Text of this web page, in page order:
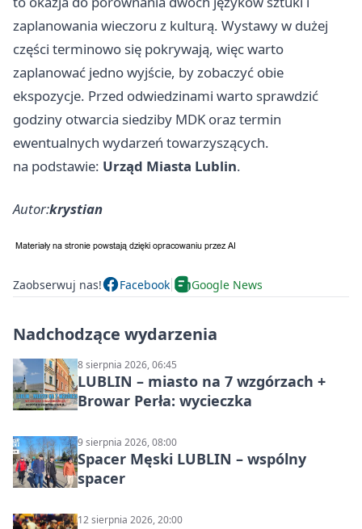
zaplanowania wieczoru z kulturą. Wystawy w dużej
części terminowo się pokrywają, więc warto
zaplanować jedno wyjście, by zobaczyć obie
ekspozycje. Przed odwiedzinami warto sprawdzić
godziny otwarcia siedziby MDK oraz termin
ewentualnych wydarzeń towarzyszących.
na podstawie: Urząd Miasta Lublin.
Autor:krystian
Zaobserwuj nas! Facebook Google News
Nadchodzące wydarzenia
8 sierpnia 2026, 06:45
LUBLIN – miasto na 7 wzgórzach +
Browar Perła: wycieczka
9 sierpnia 2026, 08:00
Spacer Męski LUBLIN – wspólny
spacer
12 sierpnia 2026, 20:00